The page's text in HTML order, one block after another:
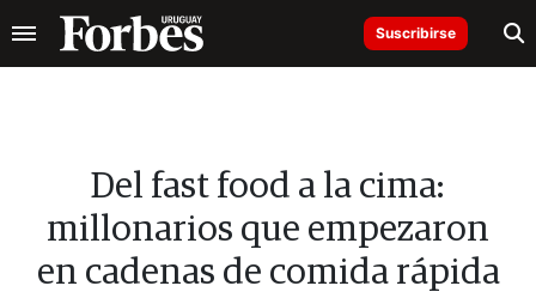
Suscribirse
Del fast food a la cima:
millonarios que empezaron
en cadenas de comida rápida